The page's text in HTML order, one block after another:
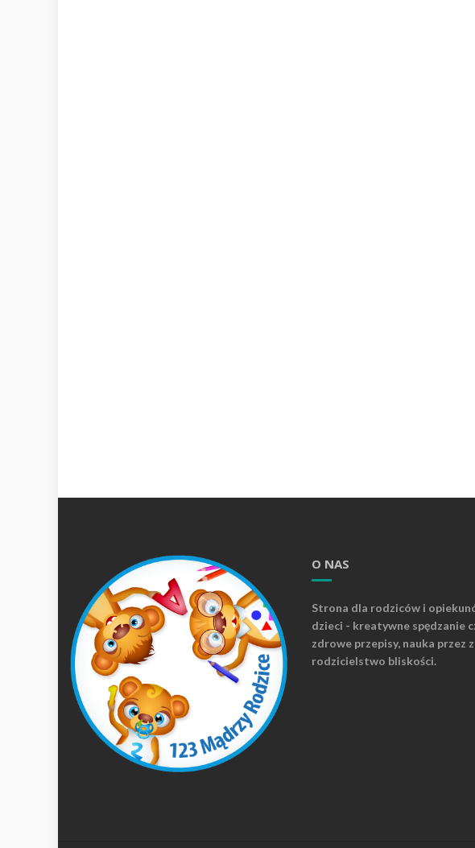
O NAS
Strona dla rodziców i
dzieci - kreatywne spędzanie
zdrowe przepisy, nauka przez
rodzicielstwo bliskości.